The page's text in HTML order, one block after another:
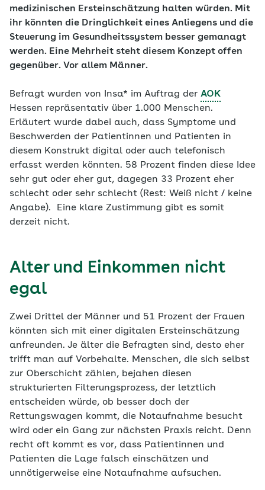
medizinischen Ersteinschätzung halten würden. Mit
ihr könnten die Dringlichkeit eines Anliegens und die
Steuerung im Gesundheitssystem besser gemanagt
werden. Eine Mehrheit steht diesem Konzept offen
gegenüber. Vor allem Männer.
Befragt wurden von Insa* im Auftrag der AOK
Hessen repräsentativ über 1.000 Menschen.
Erläutert wurde dabei auch, dass Symptome und
Beschwerden der Patientinnen und Patienten in
diesem Konstrukt digital oder auch telefonisch
erfasst werden könnten. 58 Prozent finden diese Idee
sehr gut oder eher gut, dagegen 33 Prozent eher
schlecht oder sehr schlecht (Rest: Weiß nicht / keine
Angabe). Eine klare Zustimmung gibt es somit
derzeit nicht.
Alter und Einkommen nicht
egal
Zwei Drittel der Männer und 51 Prozent der Frauen
könnten sich mit einer digitalen Ersteinschätzung
anfreunden. Je älter die Befragten sind, desto eher
trifft man auf Vorbehalte. Menschen, die sich selbst
zur Oberschicht zählen, bejahen diesen
strukturierten Filterungsprozess, der letztlich
entscheiden würde, ob besser doch der
Rettungswagen kommt, die Notaufnahme besucht
wird oder ein Gang zur nächsten Praxis reicht. Denn
recht oft kommt es vor, dass Patientinnen und
Patienten die Lage falsch einschätzen und
unnötigerweise eine Notaufnahme aufsuchen.